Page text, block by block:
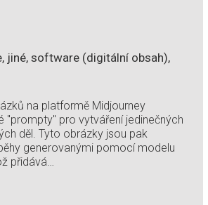
jiné, software (digitální obsah),
na platformě Midjourney
"prompty" pro vytváření jedinečných
děl. Tyto obrázky jsou pak
generovanými pomocí modelu
přidává…